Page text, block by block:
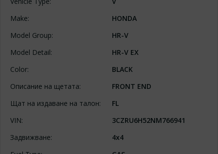
Make:
HONDA
Model Group:
HR-V
Model Detail:
HR-V EX
Color:
BLACK
Описание на щетата:
FRONT END
Щат на издаване на талон:
FL
VIN:
3CZRU6H52NM766941
Задвижване:
4x4